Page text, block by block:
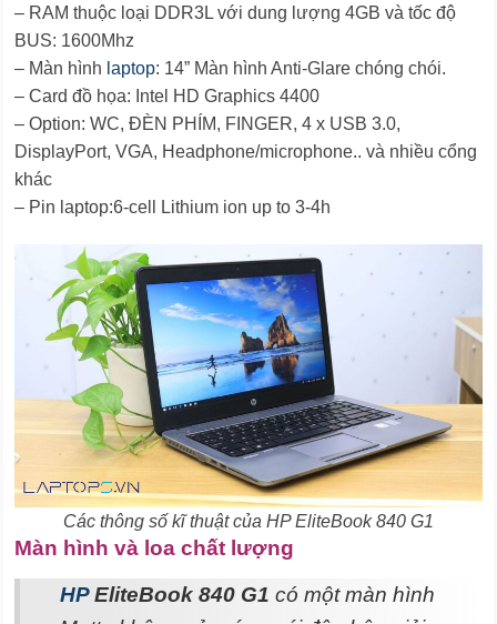
– RAM thuộc loại DDR3L với dung lượng 4GB và tốc độ
BUS: 1600Mhz
– Màn hình laptop: 14” Màn hình Anti-Glare chóng chói.
– Card đồ họa: Intel HD Graphics 4400
– Option: WC, ĐÈN PHÍM, FINGER, 4 x USB 3.0,
DisplayPort, VGA, Headphone/microphone.. và nhiều cổng
khác
– Pin laptop:6-cell Lithium ion up to 3-4h
Các thông số kĩ thuật của HP EliteBook 840 G1
Màn hình và loa chất lượng
HPEliteBook 840 G1 có một màn hình